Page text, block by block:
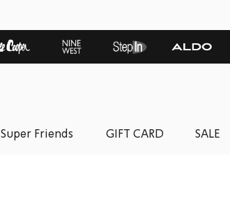
SALE
GIFT CARD
Super Friends